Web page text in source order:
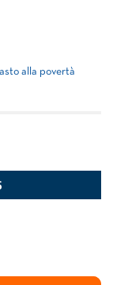
alla povertà